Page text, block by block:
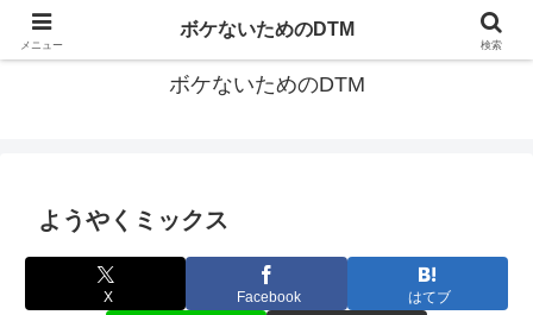
ゆる～く続ける音楽制作のあれこれや昔ばなし
ボケないためのDTM
ようやくミックス
X Facebook はてブ
メニュー
ボケないためのDTM
検索